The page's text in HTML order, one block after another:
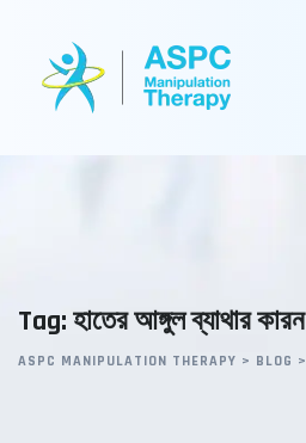
content
Tag: হাতের আঙ্গুল ব্যাথার কারন
ASPC MANIPULATION THERAPY > BLOG >